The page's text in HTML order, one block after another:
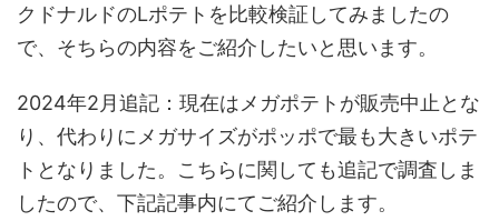
クドナルドのLポテトを比較検証してみましたの
で、そちらの内容をご紹介したいと思います。
2024年2月追記：現在はメガポテトが販売中止とな
り、代わりにメガサイズがポッポで最も大きいポテ
トとなりました。こちらに関しても追記で調査しま
したので、下記記事内にてご紹介します。